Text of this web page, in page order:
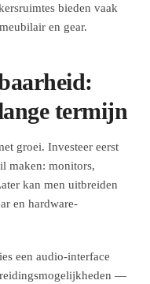
bieden vaak
en gear.
termijn
groei. Investeer eerst
maken: monitors,
kan men uitbreiden
en hardware-
een audio-interface
—